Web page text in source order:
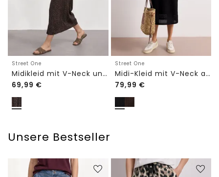
Street One
Midikleid mit V-Neck und Leo-Print
69,99 €
Street One
Midi-Kleid mit V-Neck aus Spitze
79,99 €
Unsere Bestseller